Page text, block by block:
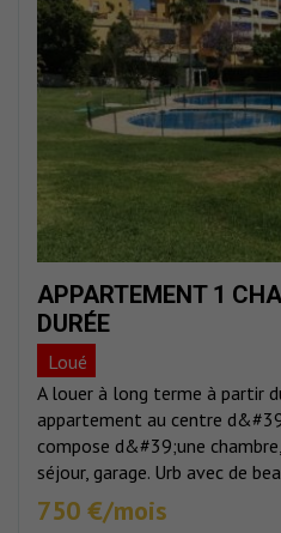
APPARTEMENT 1
DURÉE
Loué
A louer à long terme à partir
appartement au centre
compose d&#39;une
séjour, garage. Urb avec de
750 €/mois